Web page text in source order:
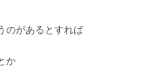
のがあるとすれば
か